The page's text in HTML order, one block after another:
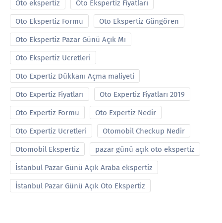
Oto ekspertiz Oto Ekspertiz Fiyatları
Oto Ekspertiz Formu Oto Ekspertiz Güngören
Oto Ekspertiz Pazar Günü Açık Mı
Oto Ekspertiz Ucretleri
Oto Expertiz Dükkanı Açma maliyeti
Oto Expertiz Fiyatları Oto Expertiz Fiyatları 2019
Oto Expertiz Formu Oto Expertiz Nedir
Oto Expertiz Ucretleri Otomobil Checkup Nedir
Otomobil Ekspertiz pazar günü açık oto ekspertiz
İstanbul Pazar Günü Açık Araba ekspertiz
İstanbul Pazar Günü Açık Oto Ekspertiz